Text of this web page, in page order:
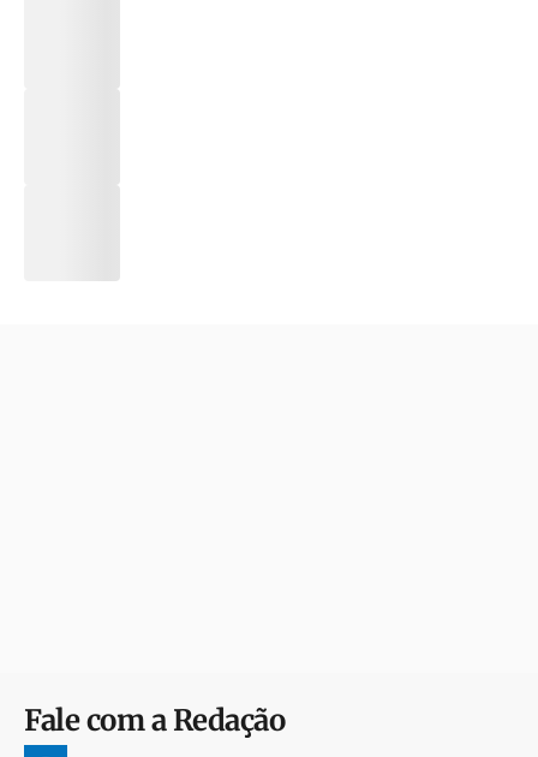
Fale com a Redação